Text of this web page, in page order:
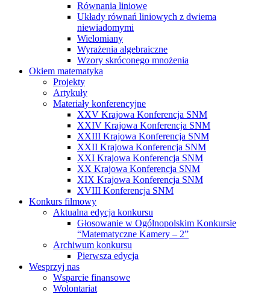
Równania liniowe
Układy równań liniowych z dwiema
niewiadomymi
Wielomiany
Wyrażenia algebraiczne
Wzory skróconego mnożenia
Okiem matematyka
Projekty
Artykuły
Materiały konferencyjne
XXV Krajowa Konferencja SNM
XXIV Krajowa Konferencja SNM
XXIII Krajowa Konferencja SNM
XXII Krajowa Konferencja SNM
XXI Krajowa Konferencja SNM
XX Krajowa Konferencja SNM
XIX Krajowa Konferencja SNM
XVIII Konferencja SNM
Konkurs filmowy
Aktualna edycja konkursu
Głosowanie w Ogólnopolskim Konkursie
“Matematyczne Kamery – 2”
Archiwum konkursu
Pierwsza edycja
Wesprzyj nas
Wsparcie finansowe
Wolontariat